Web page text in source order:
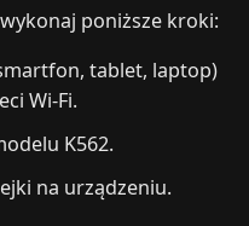
poniższe kroki:
tablet, laptop)
Wi‑Fi.
K562.
na urządzeniu.